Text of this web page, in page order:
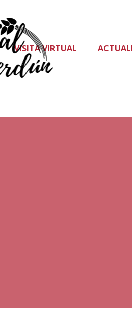
VISITA VIRTUAL